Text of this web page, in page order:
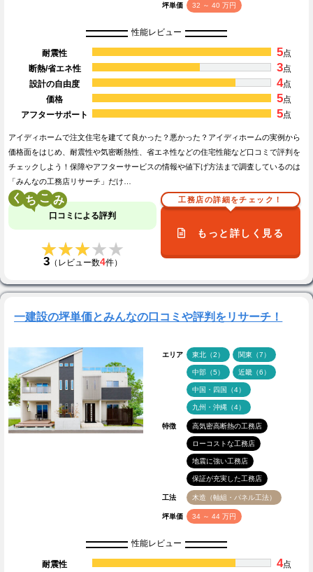
坪単価 32 ～ 40 万円
性能レビュー
耐震性 5点
断熱/省エネ性
3点
設計の自由度
4点
価格
5点
アフターサポート
5点
アイディホームで注文住宅を建てて良かった？悪かった？アイディホームの実例から
価格面をはじめ、耐震性や気密断熱性、省エネ性などの住宅性能など口コミで評判を
チェックしよう！保障やアフターサービスの情報や値下げ方法まで調査しているのは
「みんなの工務店リサーチ」だけ…
く こ
口コミによる評判
★★★★★
★★★★★
3（レビュー数4件）
工務店の詳細をチェック！
もっと詳しく見る
一建設の坪単価とみんなの口コミや評判をリサーチ！
エリア 東北（2） 関東（7）
中部（5） 近畿（6）
中国・四国（4）
九州・沖縄（4）
特徴 高気密高断熱の工務店
ローコストな工務店
地震に強い工務店
保証が充実した工務店
工法 木造（軸組・パネル工法）
坪単価 34 ～ 44 万円
性能レビュー
耐震性 4点